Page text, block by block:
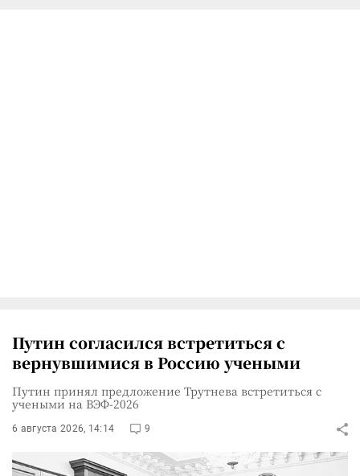
Путин согласился встретиться с
вернувшимися в Россию учеными
Путин принял предложение Трутнева встретиться с
учеными на ВЭФ-2026
6 августа 2026, 14:14 9